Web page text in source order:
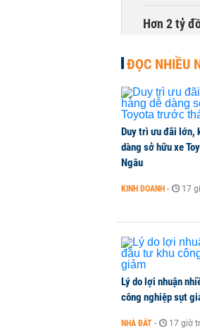
Hơn 2 tỷ
ĐỌC NHIỀU
Duy trì ưu đãi lớn,
dàng sở hữu xe
Ngâu
KINH DOANH - 17
Lý do lợi nhuận
công nghiệp sụt
NHÀ ĐẤT - 17 giờ